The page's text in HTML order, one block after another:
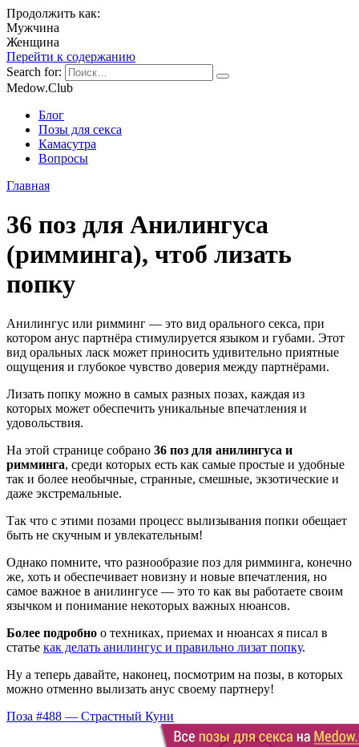
Продолжить как:
Мужчина
Женщина
Перейти к содержанию
Search for:
Medow.Club
Блог
Позы для секса
Камасутра
Вопросы
Главная
36 поз для Анилингуса
(римминга), чтоб лизать
попку
Анилингус или римминг — это вид орального секса, при
котором анус партнёра стимулируется языком и губами. Этот
вид оральных ласк может приносить удивительно приятные
ощущения и глубокое чувство доверия между партнёрами.
Лизать попку можно в самых разных позах, каждая из
которых может обеспечить уникальные впечатления и
удовольствия.
На этой странице собрано 36 поз для анилингуса и
римминга, среди которых есть как самые простые и удобные
так и более необычные, странные, смешные, экзотические и
даже экстремальные.
Так что с этими позами процесс вылизывания попки обещает
быть не скучным и увлекательным!
Однако помните, что разнообразие поз для римминга, конечно
же, хоть и обеспечивает новизну и новые впечатления, но
самое важное в анилингусе — это то как вы работаете своим
язычком и понимание некоторых важных нюансов.
Более подробно о техниках, приемах и нюансах я писал в
статье как делать анилингус и правильно лизат попку.
Ну а теперь давайте, наконец, посмотрим на позы, в которых
можно отменно вылизать анус своему партнеру!
Поза #488 — Страстный Куни